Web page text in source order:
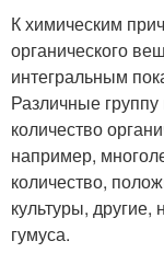
К химическим
органического
интегральным
Различные
количество
например,
количество,
культуры,
гумуса.